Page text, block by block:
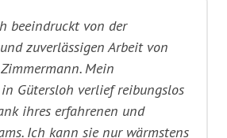
beeindruckt von der
zuverlässigen Arbeit von
Mein
Gütersloh verlief reibungslos
ihres erfahrenen und
Ich kann sie nur wärmstens